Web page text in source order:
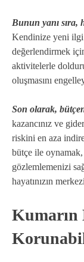
Bunun yanı sıra,
Kendinize yeni ilgi
değerlendirmek
aktivitelerle
oluşmasını
Son olarak,
kazancınız ve
riskini en aza
bütçe ile
gözlemlemenizi
hayatınızın
Kumarın